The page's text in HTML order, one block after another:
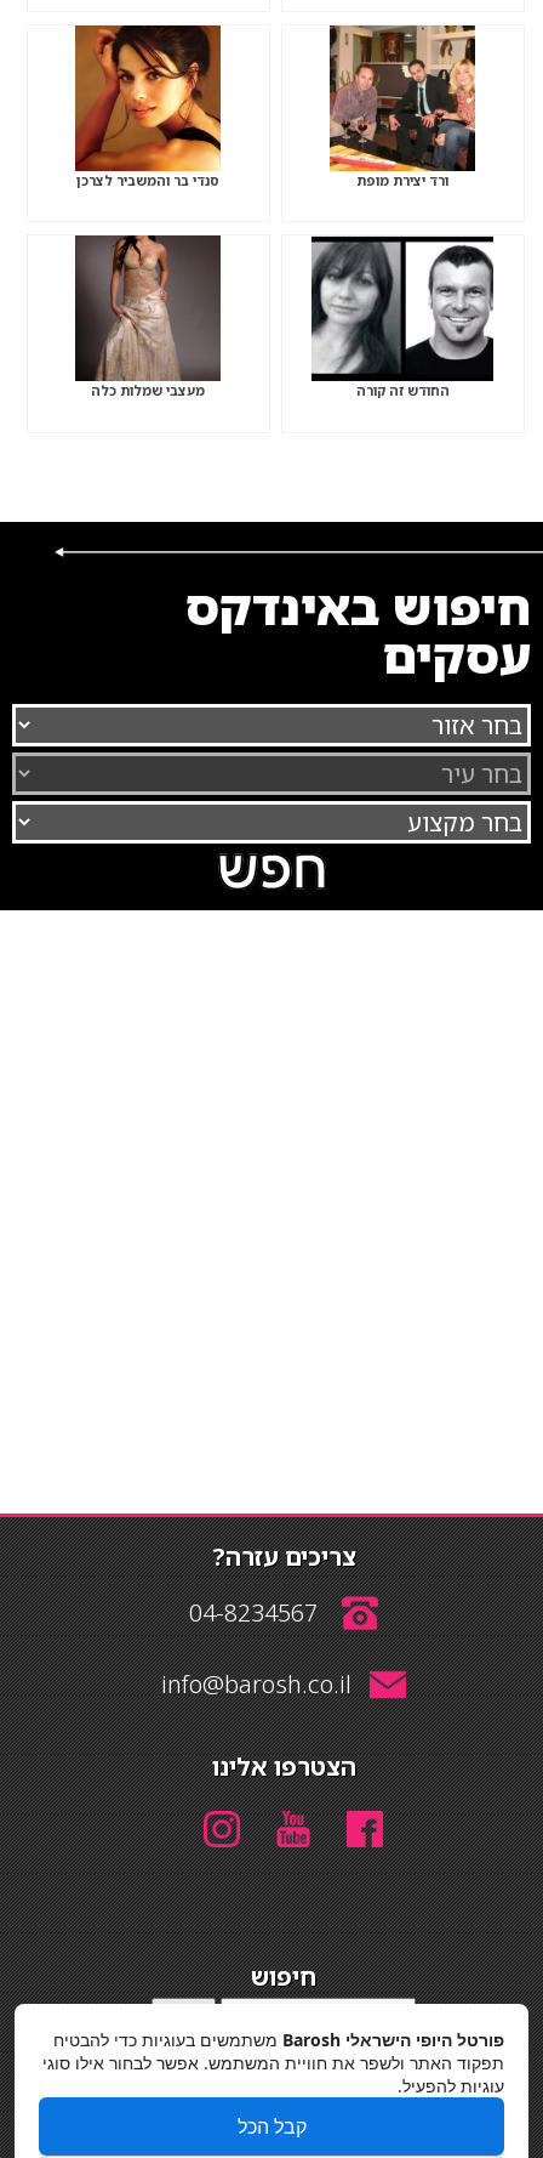
ורד יצירת מופת סנדי בר והמשביר לצרכן
החודש זה קורה מעצבי שמלות כלה
חיפוש באינדקס
עסקים
צריכים עזרה?
04-8234567
info@barosh.co.il
הצטרפו אלינו
חיפוש
מדיניות פרטיות
פורטל היופי הישראלי Barosh
משתמשים בעוגיות כדי להבטיח
תפקוד האתר ולשפר את חוויית המשתמש. אפשר לבחור אילו סוגי
עוגיות להפעיל.
קבל הכל